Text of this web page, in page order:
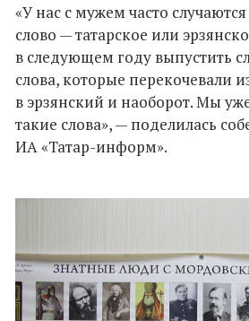
«У нас с мужем часто
слово — татарское или
в следующем году выпустить
слова, которые перекочевали
в эрзянский и наоборот. Мы
такие слова», — поделилась
ИА «Татар-информ».